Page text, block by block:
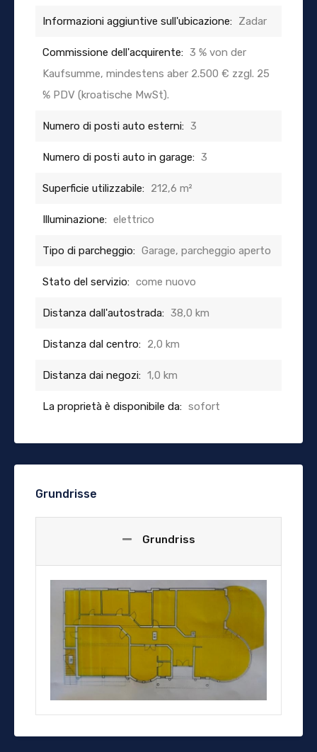
Informazioni aggiuntive sull'ubicazione: Zadar
Commissione dell'acquirente: 3 % von der
Kaufsumme, mindestens aber 2.500 € zzgl. 25
% PDV (kroatische MwSt).
Numero di posti auto esterni: 3
Numero di posti auto in garage: 3
Superficie utilizzabile: 212,6 m²
Illuminazione: elettrico
Tipo di parcheggio: Garage, parcheggio aperto
Stato del servizio: come nuovo
Distanza dall'autostrada: 38,0 km
Distanza dal centro: 2,0 km
Distanza dai negozi: 1,0 km
La proprietà è disponibile da: sofort
Grundrisse
Grundriss